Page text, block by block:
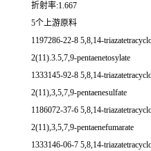
折射率:1.667
5个上游原料
1197286-22-8 5,8,14-
2(11).3.5,7,9-pentaenetosylate
1333145-92-8 5,8,14-
2(11),3,5,7,9-pentaenesulfate
1186072-37-6 5,8,14-
2(11),3,5,7,9-pentaenefumarate
1333146-06-7 5,8,14-